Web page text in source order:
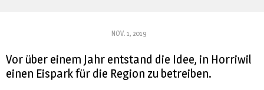
Mitgliedschaft
NOV. 1, 2019
Vor über einem Jahr entstand die Idee, in Horriwil
einen Eispark für die Region zu betreiben.